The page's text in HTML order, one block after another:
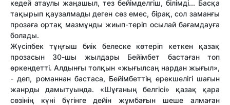
кедей атаулы жаңашыл, тез бейімделгіш, білімді... Басқа
тақырып қаузалмады деген сөз емес, бірақ, сол заманғы
прозаға ортақ мазмұнды жиып-теріп осылай бағамдауға
болады.
Жүсіпбек тұңғыш биік белеске көтеріп кеткен қазақ
прозасын 30-шы жылдары Бейімбет бастаған топ
өркендетті. Алдынғы толқын «жығылсаң нардан жығыл»,
- деп, романнан бастаса, Бейімбеттің ерекшелігі шағын
жанрды дамытуында. «Шұғаның белгісі» қазақ қара
сөзінің күні бүгінге дейін жұмбағын шеше алмаған